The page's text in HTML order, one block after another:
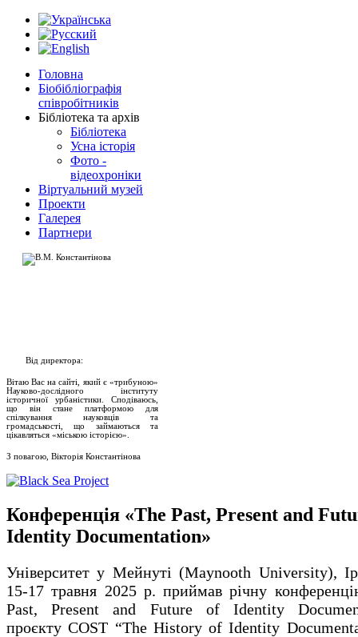
Головна
Біобібліографія
співробітників
Бібліотека та архів
Бібліотека
Усна історія
Фото -
відеохроніки
Віртуальний музей
Проекти
Галерея
Партнери
Від директора:
Вітаю Вас на сайті, який є «трибуною»
Науково-дослідного інституту
історичної урбаністики. Сподіваюсь,
що він стане платформою для
спілкування науковців та
громадськості, що займаються та
цікавляться «міською історією».
З повагою, Вікторія Константінова
Конференція «The Past, Present and
Identity Documentation»
Університет у Мейнуті (Maynooth University),
15-17 травня 2025 р. приймав річну
Past, Present and Future of Identity
проєкту COST “The History of Identity